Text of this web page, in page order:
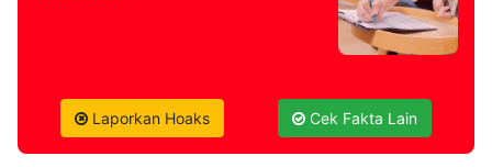
Laporkan Hoaks Cek Fakta Lain